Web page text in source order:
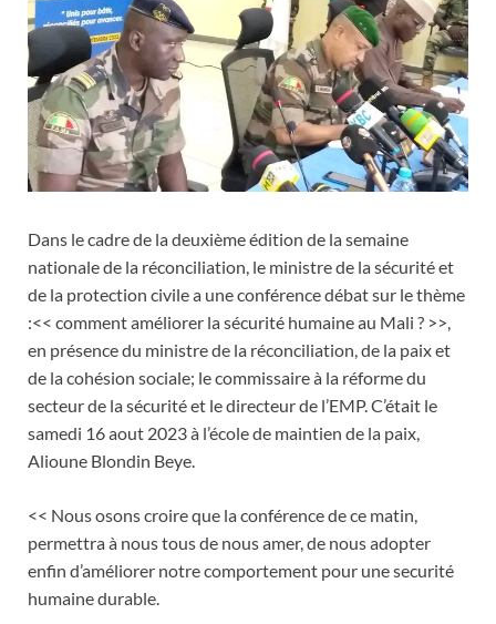
Dans le cadre de la deuxième édition de la semaine
nationale de la réconciliation, le ministre de la sécurité et
de la protection civile a une conférence débat sur le thème
:<< comment améliorer la sécurité humaine au Mali ? >>,
en présence du ministre de la réconciliation, de la paix et
de la cohésion sociale; le commissaire à la réforme du
secteur de la sécurité et le directeur de l’EMP. C’était le
samedi 16 aout 2023 à l’école de maintien de la paix,
Alioune Blondin Beye.
<< Nous osons croire que la conférence de ce matin,
permettra à nous tous de nous amer, de nous adopter
enfin d’améliorer notre comportement pour une securité
humaine durable.